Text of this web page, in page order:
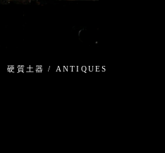
硬質土器 / ANTIQUES